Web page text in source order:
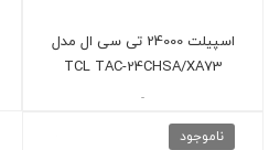
اسپیلت 24000 تی سی ال مدل
TCL TAC-24CHSA/XA73
-
ناموجود